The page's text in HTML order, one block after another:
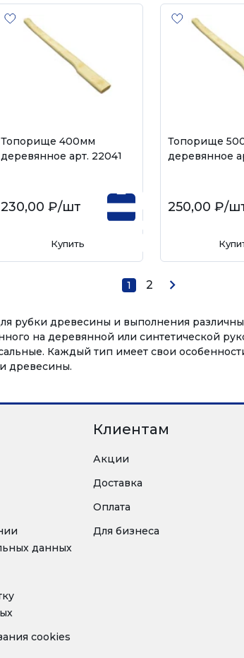
Топорище 400мм
деревянное арт. 22041
230,00 ₽/шт
Купить
Топорище
деревянное
250,00 ₽/
1 2
рубки древесины и выполнения
на деревянной или синтетической
Каждый тип имеет свои
древесины.
данных
cookies
Клиентам
Акции
Доставка
Оплата
Для бизнеса